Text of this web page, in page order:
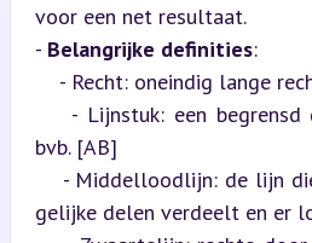
voor een net resultaat.
- Belangrijke definities:
bvb. [AB]
gelijke delen verdeelt en er